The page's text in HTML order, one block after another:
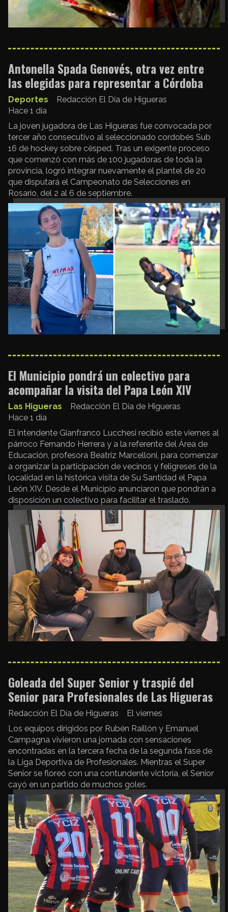
Antonella Spada Genovés, otra vez entre
las elegidas para representar a Córdoba
Redacción El Día de Higueras
Deportes
Hace 1 día
La joven jugadora de Las Higueras fue convocada por
tercer año consecutivo al seleccionado cordobés Sub
16 de hockey sobre césped. Tras un exigente proceso
que comenzó con más de 100 jugadoras de toda la
provincia, logró integrar nuevamente el plantel de 20
que disputará el Campeonato de Selecciones en
Rosario, del 2 al 6 de septiembre.
El Municipio pondrá un colectivo para
acompañar la visita del Papa León XIV
Redacción El Día de Higueras
Las Higueras
Hace 1 día
El intendente Gianfranco Lucchesi recibió este viernes al
párroco Fernando Herrera y a la referente del Área de
Educación, profesora Beatriz Marcelloni, para comenzar
a organizar la participación de vecinos y feligreses de la
localidad en la histórica visita de Su Santidad el Papa
León XIV. Desde el Municipio anunciaron que pondrán a
disposición un colectivo para facilitar el traslado.
Goleada del Super Senior y traspié del
Senior para Profesionales de Las Higueras
Redacción El Día de Higueras
El viernes
Los equipos dirigidos por Rubén Raillón y Emanuel
Campagna vivieron una jornada con sensaciones
encontradas en la tercera fecha de la segunda fase de
la Liga Deportiva de Profesionales. Mientras el Super
Senior se floreó con una contundente victoria, el Senior
cayó en un partido de muchos goles.